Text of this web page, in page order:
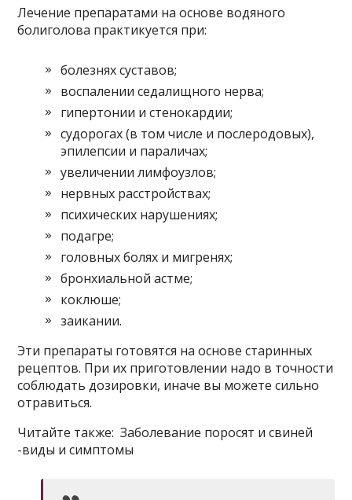
Лечение препаратами на основе водяного
болиголова практикуется при:
болезнях суставов;
воспалении седалищного нерва;
гипертонии и стенокардии;
судорогах (в том числе и послеродовых),
эпилепсии и параличах;
увеличении лимфоузлов;
нервных расстройствах;
психических нарушениях;
подагре;
головных болях и мигренях;
бронхиальной астме;
коклюше;
заикании.
Эти препараты готовятся на основе старинных
рецептов. При их приготовлении надо в точности
соблюдать дозировки, иначе вы можете сильно
отравиться.
Читайте также: Заболевание поросят и свиней
-виды и симптомы